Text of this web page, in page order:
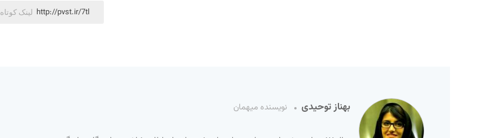
لینک کوتاه http://pvst.ir/7tl
بهناز توحیدی نویسنده میهمان